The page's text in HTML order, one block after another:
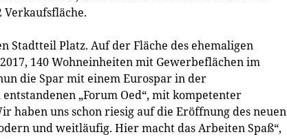
Stadtteil Platz. Auf der Fläche des ehemaligen
140 Wohneinheiten mit Gewerbeflächen im
die Spar mit einem Eurospar in der
„Forum Oed“, mit kompetenter
haben uns schon riesig auf die Eröffnung des neuen
und weitläufig. Hier macht das Arbeiten Spaß“,